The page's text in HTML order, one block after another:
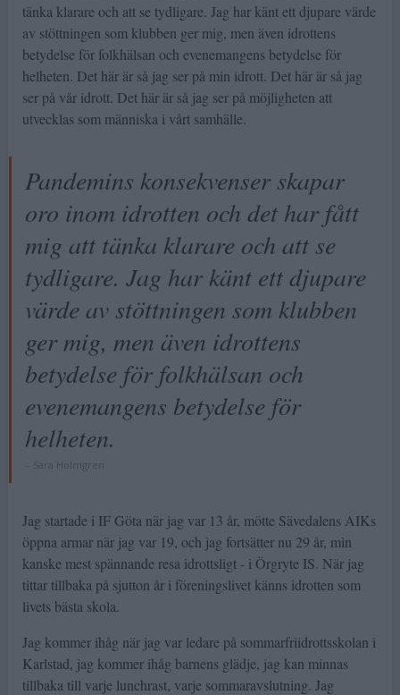
tänka klarare och att se tydligare. Jag har känt ett djupare värde
av stöttningen som klubben ger mig, men även idrottens
betydelse för folkhälsan och evenemangens betydelse för
helheten. Det här är så jag ser på min idrott. Det här är så jag
ser på vår idrott. Det här är så jag ser på möjligheten att
utvecklas som människa i vårt samhälle.
Pandemins konsekvenser skapar
oro inom idrotten och det har fått
mig att tänka klarare och att se
tydligare. Jag har känt ett djupare
värde av stöttningen som klubben
ger mig, men även idrottens
betydelse för folkhälsan och
evenemangens betydelse för
helheten.
Sara Holmgren
Jag startade i IF Göta när jag var 13 år, mötte Sävedalens AIKs
öppna armar när jag var 19, och jag fortsätter nu 29 år, min
kanske mest spännande resa idrottsligt - i Örgryte IS. När jag
tittar tillbaka på sjutton år i föreningslivet känns idrotten som
livets bästa skola.
Jag kommer ihåg när jag var ledare på sommarfriidrottsskolan i
Karlstad, jag kommer ihåg barnens glädje, jag kan minnas
tillbaka till varje lunchrast, varje sommaravslutning. Jag